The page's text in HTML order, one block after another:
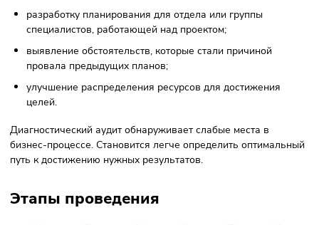
Когда следует проводить GAP-
анализ